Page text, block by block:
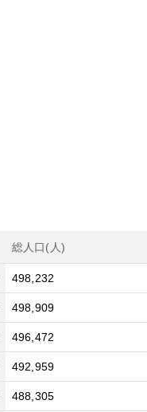
総人口(人)
498,232
498,909
496,472
492,959
488,305